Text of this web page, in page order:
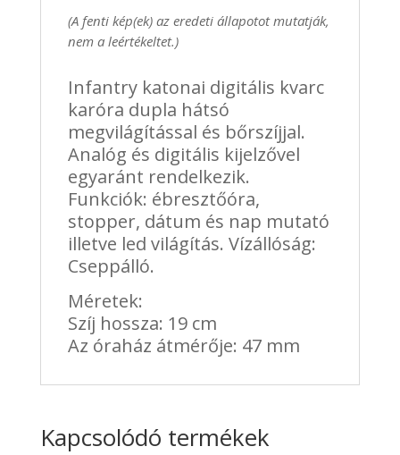
(A fenti kép(ek) az eredeti állapotot mutatják,
nem a leértékeltet.)
Infantry katonai digitális kvarc
karóra dupla hátsó
megvilágítással és bőrszíjjal.
Analóg és digitális kijelzővel
egyaránt rendelkezik.
Funkciók: ébresztőóra,
stopper, dátum és nap mutató
illetve led világítás. Vízállóság:
Cseppálló.
Méretek:
Szíj hossza: 19 cm
Az óraház átmérője: 47 mm
Kapcsolódó termékek